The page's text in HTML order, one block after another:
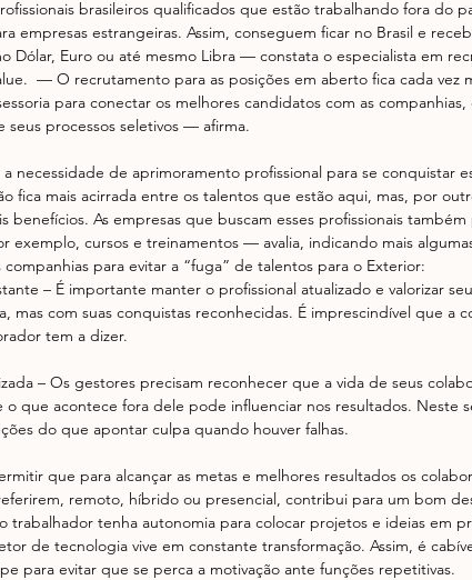
brasileiros qualificados que estão trabalhando fora do
empresas estrangeiras. Assim, conseguem ficar no Brasil e
Dólar, Euro ou até mesmo Libra — constata o especialista em
— O recrutamento para as posições em aberto fica cada vez
para conectar os melhores candidatos com as
seus processos seletivos — afirma.
a necessidade de aprimoramento profissional para se conquistar
fica mais acirrada entre os talentos que estão aqui, mas, por
benefícios. As empresas que buscam esses profissionais também
exemplo, cursos e treinamentos — avalia, indicando mais
companhias para evitar a “fuga” de talentos para o Exterior:
– É importante manter o profissional atualizado e valorizar
mas com suas conquistas reconhecidas. É imprescindível que a
tem a dizer.
– Os gestores precisam reconhecer que a vida de seus
o que acontece fora dele pode influenciar nos resultados. Neste
do que apontar culpa quando houver falhas.
que para alcançar as metas e melhores resultados os
remoto, híbrido ou presencial, contribui para um bom
trabalhador tenha autonomia para colocar projetos e ideias em
de tecnologia vive em constante transformação. Assim, é
para evitar que se perca a motivação ante funções repetitivas.